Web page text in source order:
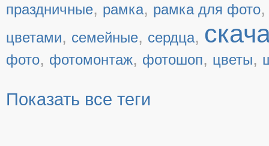
праздничные, рамка, рамка для фото
цветами, семейные, сердца,
фото, фотомонтаж, фотошоп, цветы,
Показать все теги